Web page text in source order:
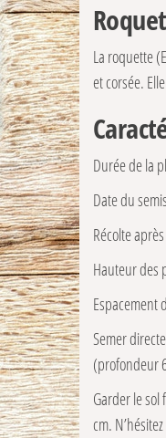
La roquette
et corsée.
Durée de la
Date du
Récolte
Hauteur des
Espacement
Semer
(profondeur
Garder le sol
cm.